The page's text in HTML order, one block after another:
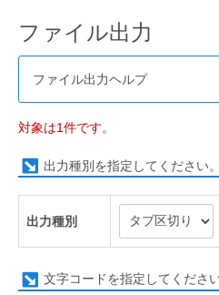
ファイル出力
ファイル出力ヘルプ
対象は1件です。
出力種別を指定してください。
出力種別
文字コードを指定してください